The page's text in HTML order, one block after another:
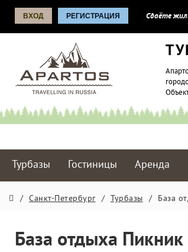
ВХОД РЕГИСТРАЦИЯ Сдаёте
Турбазы Гостиницы Аренда
/ Санкт-Петербург / Турбазы / База
База отдыха Пикник